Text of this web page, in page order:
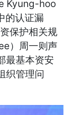
Kyung-hoo
的认证漏
保护相关规
）周一则声
最基本资安
织管理问